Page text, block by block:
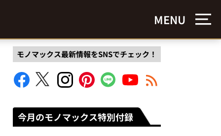
MENU
モノマックス最新情報をSNSでチェック！
今月のモノマックス特別付録